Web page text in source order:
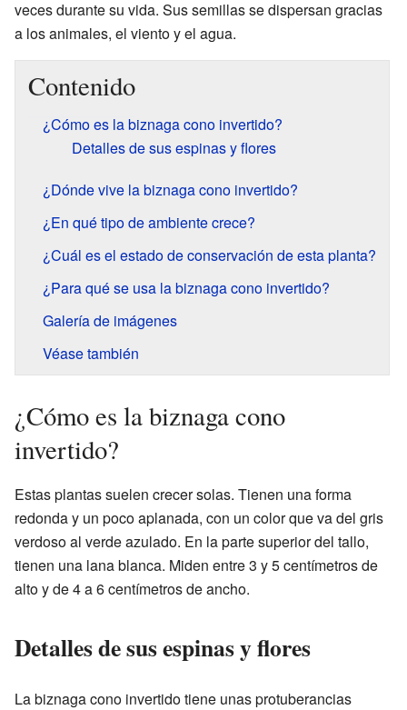
veces durante su vida. Sus semillas se dispersan gracias
a los animales, el viento y el agua.
Contenido
¿Cómo es la biznaga cono invertido?
Detalles de sus espinas y flores
¿Dónde vive la biznaga cono invertido?
¿En qué tipo de ambiente crece?
¿Cuál es el estado de conservación de esta planta?
¿Para qué se usa la biznaga cono invertido?
Galería de imágenes
Véase también
¿Cómo es la biznaga cono
invertido?
Estas plantas suelen crecer solas. Tienen una forma
redonda y un poco aplanada, con un color que va del gris
verdoso al verde azulado. En la parte superior del tallo,
tienen una lana blanca. Miden entre 3 y 5 centímetros de
alto y de 4 a 6 centímetros de ancho.
Detalles de sus espinas y flores
La biznaga cono invertido tiene unas protuberancias